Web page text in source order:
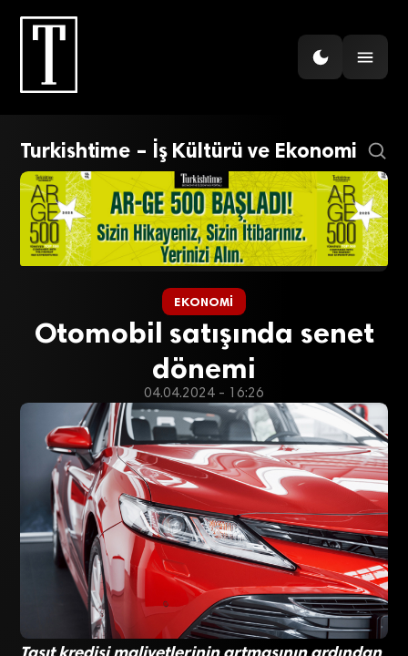
Turkishtime – İş Kültürü ve Ekonomi
EKONOMI
Otomobil satışında senet
dönemi
04.04.2024 - 16:26